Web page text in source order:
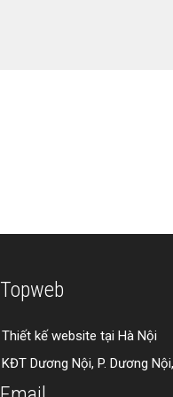
Topweb
Thiết kế website tại Hà Nội
KĐT Dương Nội, P. Dương